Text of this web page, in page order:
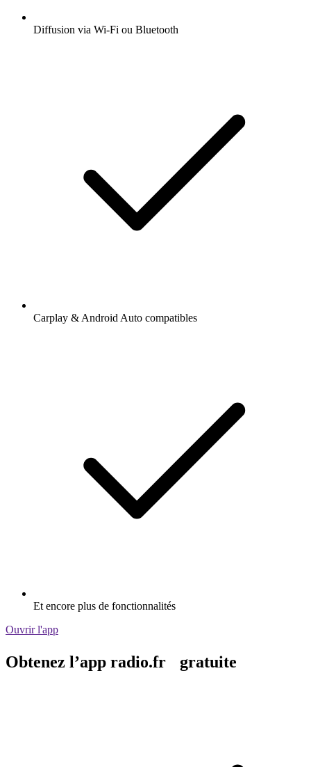
Diffusion via Wi-Fi ou Bluetooth
Carplay & Android Auto compatibles
Et encore plus de fonctionnalités
Ouvrir l'app
Obtenez l’app radio.fr gratuite